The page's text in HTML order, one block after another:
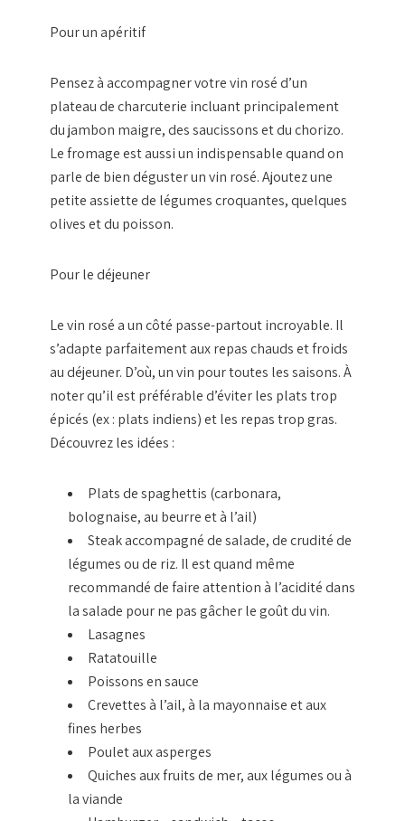
Pour un apéritif
Pensez à accompagner votre vin rosé d’un
plateau de charcuterie incluant principalement
du jambon maigre, des saucissons et du chorizo.
Le fromage est aussi un indispensable quand on
parle de bien déguster un vin rosé. Ajoutez une
petite assiette de légumes croquantes, quelques
olives et du poisson.
Pour le déjeuner
Le vin rosé a un côté passe-partout incroyable. Il
s’adapte parfaitement aux repas chauds et froids
au déjeuner. D’où, un vin pour toutes les saisons. À
noter qu’il est préférable d’éviter les plats trop
épicés (ex : plats indiens) et les repas trop gras.
Découvrez les idées :
Plats de spaghettis (carbonara,
bolognaise, au beurre et à l’ail)
Steak accompagné de salade, de crudité de
légumes ou de riz. Il est quand même
recommandé de faire attention à l’acidité dans
la salade pour ne pas gâcher le goût du vin.
Lasagnes
Ratatouille
Poissons en sauce
Crevettes à l’ail, à la mayonnaise et aux
fines herbes
Poulet aux asperges
Quiches aux fruits de mer, aux légumes ou à
la viande